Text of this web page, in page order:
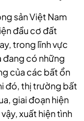
sản Việt Nam
đầu cơ đất
trong lĩnh vực
đang có những
của các bất ổn
đó, thị trường bất
giai đoạn hiện
xuất hiện tình